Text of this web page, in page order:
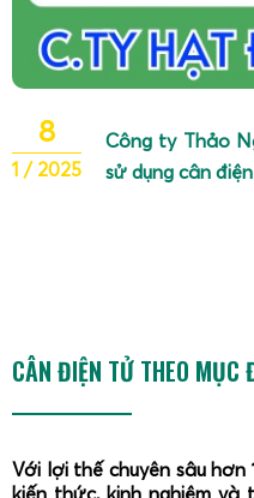
8
1 / 2025
Công ty Thảo
sử dụng cân
CÂN ĐIỆN TỬ THEO MỤC
Với lợi thế chuyên sâu
kiến thức, kinh nghiệm và